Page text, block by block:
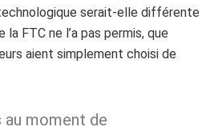
technologique serait-elle différente
FTC ne l’a pas permis, que
aient simplement choisi de
au moment de